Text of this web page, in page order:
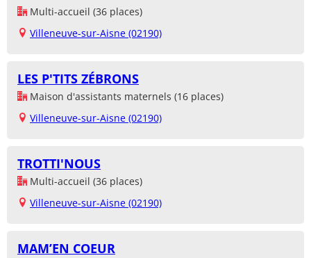
Multi-accueil (36 places)
Villeneuve-sur-Aisne (02190)
LES P'TITS ZÉBRONS
Maison d'assistants maternels (16 places)
Villeneuve-sur-Aisne (02190)
TROTTI'NOUS
Multi-accueil (36 places)
Villeneuve-sur-Aisne (02190)
MAM’EN COEUR